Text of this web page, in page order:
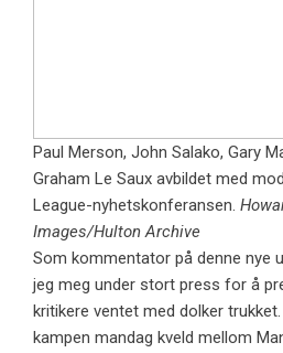
Paul Merson, John Salako, Gary
Graham Le Saux avbildet med
League-nyhetskonferansen.
Images/Hulton Archive
Som kommentator på denne nye
jeg meg under stort press for å
kritikere ventet med dolker
kampen mandag kveld mellom